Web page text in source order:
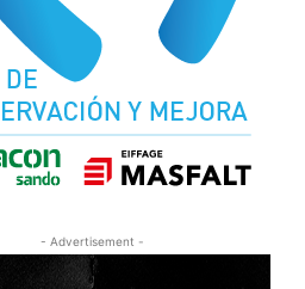
- Advertisement -